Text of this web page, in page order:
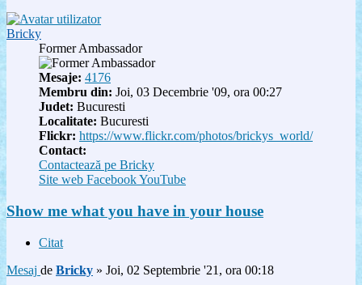
Bricky
Former Ambassador
Mesaje: 4176
Membru din: Joi, 03 Decembrie '09, ora 00:27
Judet: Bucuresti
Localitate: Bucuresti
Flickr: https://www.flickr.com/photos/brickys_world/
Contact:
Contactează pe Bricky
Site web FacebookYouTube
Show me what you have in your house
Citat
Mesaj de Bricky » Joi, 02 Septembrie '21, ora 00:18